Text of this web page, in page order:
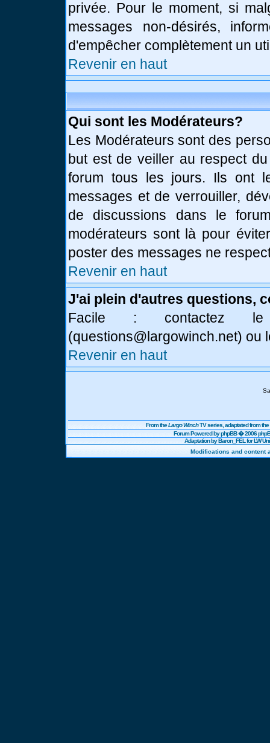
privée. Pour le moment, si
messages non-désirés,
d'empêcher complètement un
Revenir en haut
Qui sont les Modérateurs?
Les Modérateurs sont des
but est de veiller au respect
forum tous les jours. Ils ont
messages et de verrouiller,
de discussions dans le
modérateurs sont là pour
poster des messages ne
Revenir en haut
J'ai plein d'autres questions,
Facile : contactez
(questions@largowinch.net) ou
Revenir en haut
From theLargo WinchTV series, adaptated from
Forum Powered byphpBB� 2006
Adaptation by Baron_FEL for LW
Modifications and content